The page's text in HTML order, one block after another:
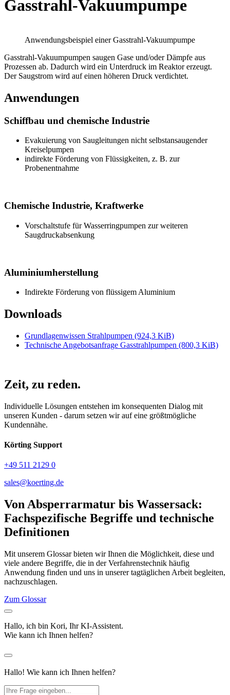
Gasstrahl-Vakuumpumpe
Anwendungsbeispiel einer Gasstrahl-Vakuumpumpe
Gasstrahl-Vakuumpumpen saugen Gase und/oder Dämpfe aus
Prozessen ab. Dadurch wird ein Unterdruck im Reaktor erzeugt.
Der Saugstrom wird auf einen höheren Druck verdichtet.
Anwendungen
Schiffbau und chemische Industrie
Evakuierung von Saugleitungen nicht selbstansaugender
Kreiselpumpen
indirekte Förderung von Flüssigkeiten, z. B. zur
Probenentnahme
Chemische Industrie, Kraftwerke
Vorschaltstufe für Wasserringpumpen zur weiteren
Saugdruckabsenkung
Aluminiumherstellung
Indirekte Förderung von flüssigem Aluminium
Downloads
Grundlagenwissen Strahlpumpen (924,3 KiB)
Technische Angebotsanfrage Gasstrahlpumpen (800,3 KiB)
Zeit, zu reden.
Individuelle Lösungen entstehen im konsequenten Dialog mit
unseren Kunden - darum setzen wir auf eine größtmögliche
Kundennähe.
Körting Support
+49 511 2129 0
sales@koerting.de
Von Absperrarmatur bis Wassersack:
Fachspezifische Begriffe und technische
Definitionen
Mit unserem Glossar bieten wir Ihnen die Möglichkeit, diese und
viele andere Begriffe, die in der Verfahrenstechnik häufig
Anwendung finden und uns in unserer tagtäglichen Arbeit begleiten,
nachzuschlagen.
Zum Glossar
Hallo, ich bin Kori, Ihr KI-Assistent.
Wie kann ich Ihnen helfen?
Hallo! Wie kann ich Ihnen helfen?